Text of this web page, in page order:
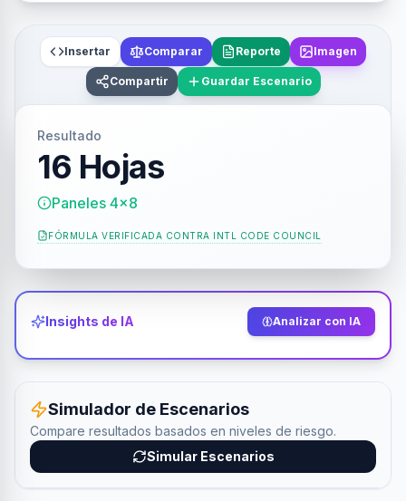
Insertar Comparar Reporte Imagen
Compartir Guardar Escenario
Resultado
16 Hojas
Paneles 4x8
FÓRMULA VERIFICADA CONTRA INTL CODE COUNCIL
Insights de IA Analizar con IA
Simulador de Escenarios
Compare resultados basados en niveles de riesgo.
Simular Escenarios